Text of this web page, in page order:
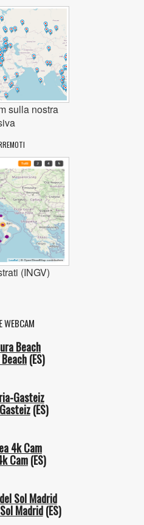
sulla nostra
(INGV)
WEBCAM
(ES)
(ES)
Cam(ES)
Madrid(ES)